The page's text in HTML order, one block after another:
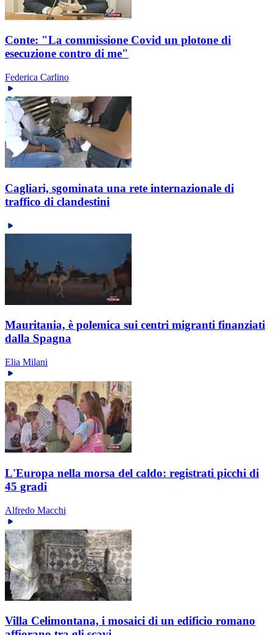
Conte: "La commissione Covid un plotone di
esecuzione contro di me"
Federica Carlino
Cagliari, sgominata una rete internazionale di
traffico di clandestini
Mauritania, è polemica sui centri migranti finanziati
dalla Spagna
Elia Milani
L'Europa nella morsa del caldo: registrati picchi di
45 gradi
Alfredo Macchi
Villa Celimontana, i mosaici di un edificio romano